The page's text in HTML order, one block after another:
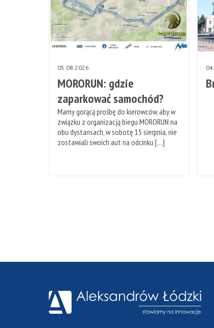
05.08.2026
MORORUN: gdzie
zaparkować samochód?
Mamy gorącą prośbę do kierowców, aby w
związku z organizacją biegu MORORUN na
obu dystansach, w sobotę 15 sierpnia, nie
zostawiali swoich aut na odcinku […]